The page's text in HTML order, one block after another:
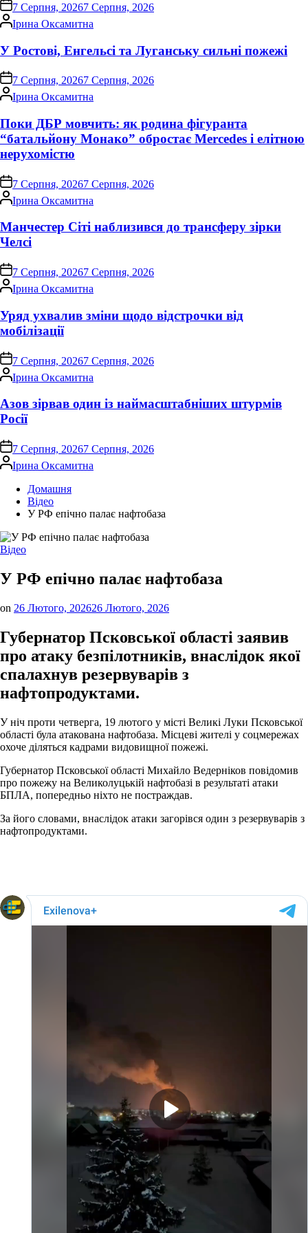
on 7 Серпня, 20267 Серпня, 2026
Опубліковано
Ірина Оксамитна
У Ростові, Енгельсі та Луганську сильні пожежі
on 7 Серпня, 20267 Серпня, 2026
Опубліковано
Ірина Оксамитна
Поки ДБР мовчить: як родина фігуранта
“батальйону Монако” обростає Mercedes і елітною
нерухомістю
on 7 Серпня, 20267 Серпня, 2026
Опубліковано
Ірина Оксамитна
Манчестер Сіті наблизився до трансферу зірки
Челсі
on 7 Серпня, 20267 Серпня, 2026
Опубліковано
Ірина Оксамитна
Уряд ухвалив зміни щодо відстрочки від
мобілізації
on 7 Серпня, 20267 Серпня, 2026
Опубліковано
Ірина Оксамитна
Азов зірвав один із наймасштабніших штурмів
Росії
on 7 Серпня, 20267 Серпня, 2026
Опубліковано
Ірина Оксамитна
Домашня
Відео
У РФ епічно палає нафтобаза
Опублікувати
Відео
У РФ епічно палає нафтобаза
on 26 Лютого, 202626 Лютого, 2026
Губернатор Псковської області заявив
про атаку безпілотників, внаслідок якої
спалахнув резервуварів з
нафтопродуктами.
У ніч проти четверга, 19 лютого у місті Великі Луки Псковської
області була атакована нафтобаза. Місцеві жителі у соцмережах
охоче діляться кадрами видовищної пожежі.
Губернатор Псковської області Михайло Ведерніков повідомив
про пожежу на Великолуцькій нафтобазі в результаті атаки
БПЛА, попередньо ніхто не постраждав.
За його словами, внаслідок атаки загорівся один з резервуварів з
нафтопродуктами.